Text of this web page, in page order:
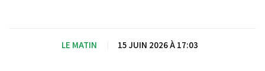
LE MATIN 15 JUIN 2026 À 17:03